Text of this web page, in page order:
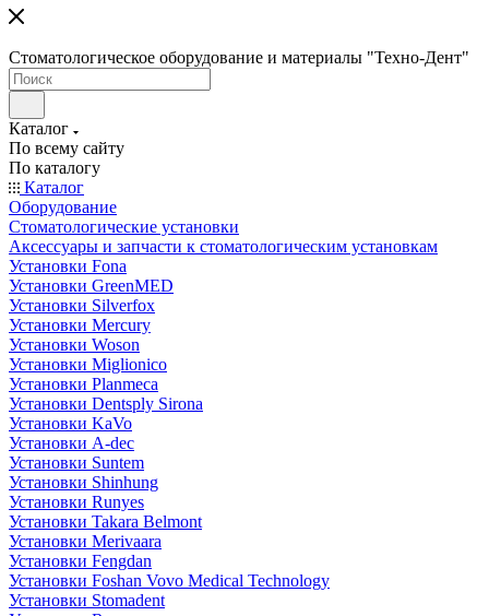
Стоматологическое оборудование и материалы "Техно-Дент"
Каталог
По всему сайту
По каталогу
Каталог
Оборудование
Стоматологические установки
Аксессуары и запчасти к стоматологическим установкам
Установки Fona
Установки GreenMED
Установки Silverfox
Установки Mercury
Установки Woson
Установки Miglionico
Установки Planmeca
Установки Dentsply Sirona
Установки KaVo
Установки A-dec
Установки Suntem
Установки Shinhung
Установки Runyes
Установки Takara Belmont
Установки Merivaara
Установки Fengdan
Установки Foshan Vovo Medical Technology
Установки Stomadent